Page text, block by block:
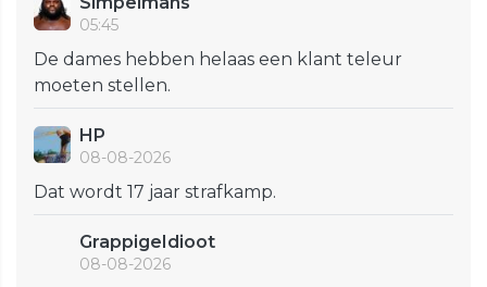
05:45
De dames hebben helaas een klant teleur
moeten stellen.
HP
08-08-2026
Dat wordt 17 jaar strafkamp.
GrappigeIdioot
08-08-2026